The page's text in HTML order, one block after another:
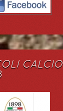
CALCIO